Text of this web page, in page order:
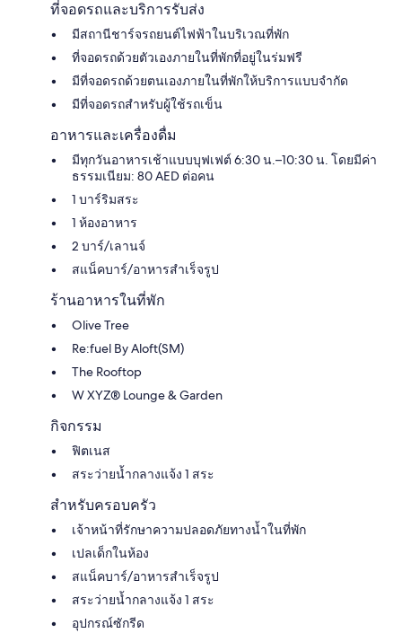
ที่จอดรถและบริการรับส่ง
มีสถานีชาร์จรถยนต์ไฟฟ้าในบริเวณที่พัก
ที่จอดรถด้วยตัวเองภายในที่พักที่อยู่ในร่มฟรี
มีที่จอดรถด้วยตนเองภายในที่พักให้บริการแบบจำกัด
มีที่จอดรถสำหรับผู้ใช้รถเข็น
อาหารและเครื่องดื่ม
มีทุกวันอาหารเช้าแบบบุฟเฟต์ 6:30 น.–10:30 น. โดยมีค่า
ธรรมเนียม: 80 AED ต่อคน
1 บาร์ริมสระ
1 ห้องอาหาร
2 บาร์/เลานจ์
สแน็คบาร์/อาหารสำเร็จรูป
ร้านอาหารในที่พัก
Olive Tree
Re:fuel By Aloft(SM)
The Rooftop
W XYZ® Lounge & Garden
กิจกรรม
ฟิตเนส
สระว่ายน้ำกลางแจ้ง 1 สระ
สำหรับครอบครัว
เจ้าหน้าที่รักษาความปลอดภัยทางน้ำในที่พัก
เปลเด็กในห้อง
สแน็คบาร์/อาหารสำเร็จรูป
สระว่ายน้ำกลางแจ้ง 1 สระ
อุปกรณ์ซักรีด